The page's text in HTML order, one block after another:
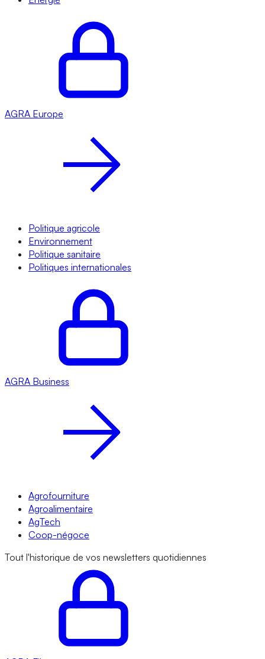
AGRA Europe
Politique agricole
Environnement
Politique sanitaire
Politiques internationales
AGRA Business
Agrofourniture
Agroalimentaire
AgTech
Coop-négoce
Tout l'historique de vos newsletters quotidiennes